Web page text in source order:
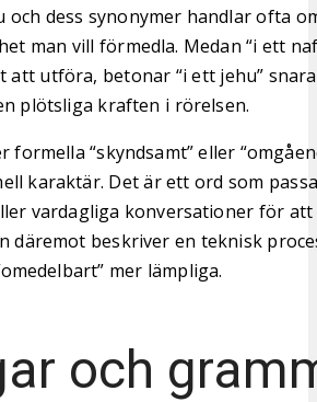
och dess synonymer handlar ofta
man vill förmedla. Medan “i ett
att utföra, betonar “i ett jehu”
plötsliga kraften i rörelsen.
formella “skyndsamt” eller
karaktär. Det är ett ord som
vardagliga konversationer för att
däremot beskriver en teknisk
mer lämpliga.
och